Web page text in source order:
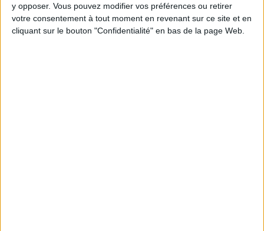
y opposer. Vous pouvez modifier vos préférences ou retirer
votre consentement à tout moment en revenant sur ce site et en
cliquant sur le bouton "Confidentialité" en bas de la page Web.
Moins de
5 kilos
De 5 à 10
kilos
Plus de
10 kilos